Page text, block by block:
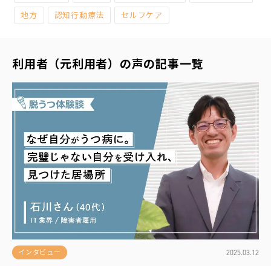
対
イ
ン
タ
ビ
ュ
ー
す
す
め
地方 認知行動療法 セルフケア
利用者（元利用者）の声の記事一覧
インタビュー 2025.03.12